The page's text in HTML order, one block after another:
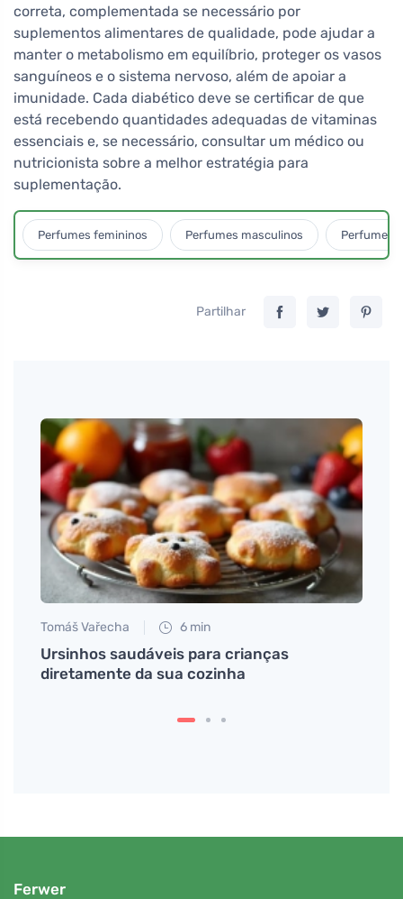
correta, complementada se necessário por
suplementos alimentares de qualidade, pode ajudar a
manter o metabolismo em equilíbrio, proteger os vasos
sanguíneos e o sistema nervoso, além de apoiar a
imunidade. Cada diabético deve se certificar de que
está recebendo quantidades adequadas de vitaminas
essenciais e, se necessário, consultar um médico ou
nutricionista sobre a melhor estratégia para
suplementação.
Perfumes femininos Perfumes masculinos Perfumes
Partilhar
Tomáš Vařecha 6 min
Ursinhos saudáveis para crianças
diretamente da sua cozinha
Ferwer